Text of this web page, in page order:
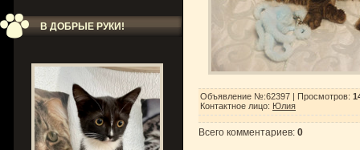
В ДОБРЫЕ РУКИ!
Объявление №:62397 | Просмотров:
Контактное лицо: Юлия
Всего комментариев: 0